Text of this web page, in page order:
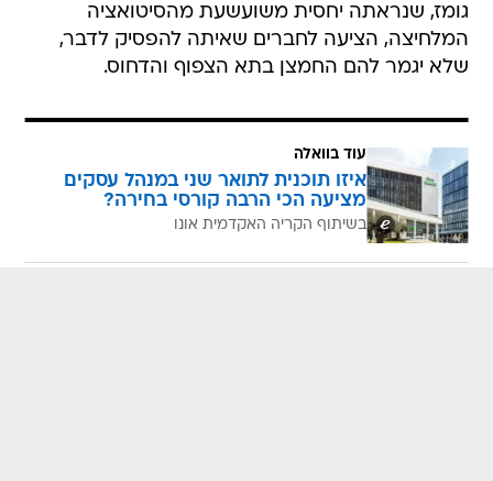
גומז, שנראתה יחסית משועשעת מהסיטואציה
המלחיצה, הציעה לחברים שאיתה להפסיק לדבר,
שלא יגמר להם החמצן בתא הצפוף והדחוס.
עוד בוואלה
איזו תוכנית לתואר שני במנהל עסקים
מציעה הכי הרבה קורסי בחירה?
בשיתוף הקריה האקדמית אונו